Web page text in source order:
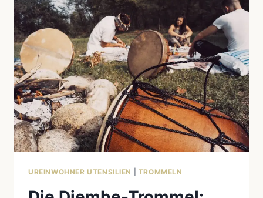
UREINWOHNER UTENSILIEN TROMMELN